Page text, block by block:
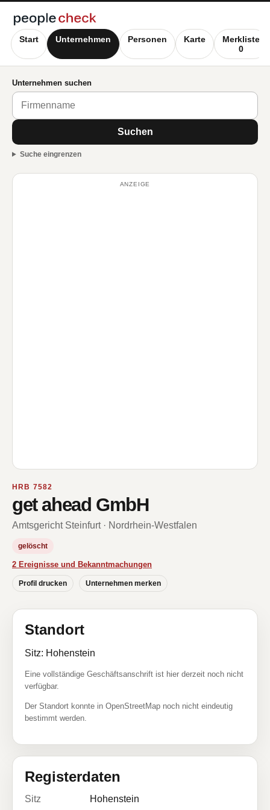
Start Unternehmen Personen Karte
Merkliste
0
Unternehmen suchen
Suchen
Suche eingrenzen
ANZEIGE
HRB 7582
get ahead GmbH
Amtsgericht Steinfurt · Nordrhein-Westfalen
gelöscht
2 Ereignisse und Bekanntmachungen
Profil drucken Unternehmen merken
Standort
Sitz: Hohenstein
Eine vollständige Geschäftsanschrift ist hier derzeit noch nicht
verfügbar.
Der Standort konnte in OpenStreetMap noch nicht eindeutig
bestimmt werden.
Registerdaten
Sitz
Hohenstein